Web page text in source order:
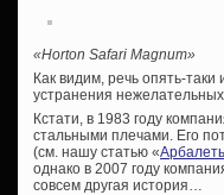
«Horton Safari Magnum»
Как видим, речь опять-
устранения
Кстати, в 1983 году
стальными плечами. Его
(см. нашу статью «
однако в 2007 году
совсем другая история…